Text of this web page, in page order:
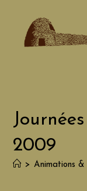
content
2009
> Animations &